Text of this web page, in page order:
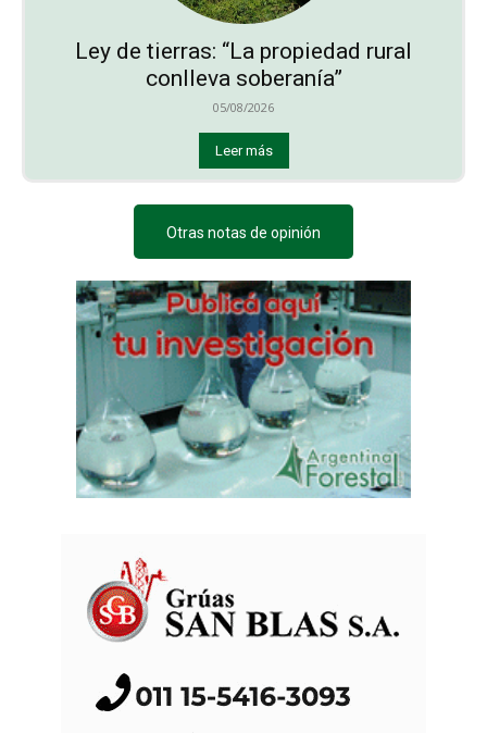
Ley de tierras: “La propiedad rural
conlleva soberanía”
05/08/2026
Leer más
Otras notas de opinión